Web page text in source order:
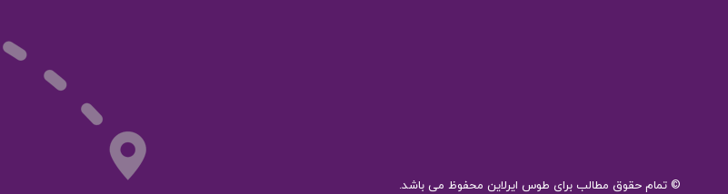
© تمام حقوق مطالب برای طوس ایرلاین محفوظ می باشد.